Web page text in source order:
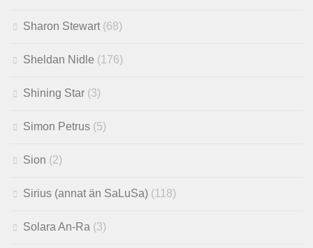
Sharon Stewart(68)
Sheldan Nidle (176)
Shining Star (3)
Simon Petrus (5)
Sion (2)
Sirius (annat än SaLuSa) (118)
Solara An-Ra (3)